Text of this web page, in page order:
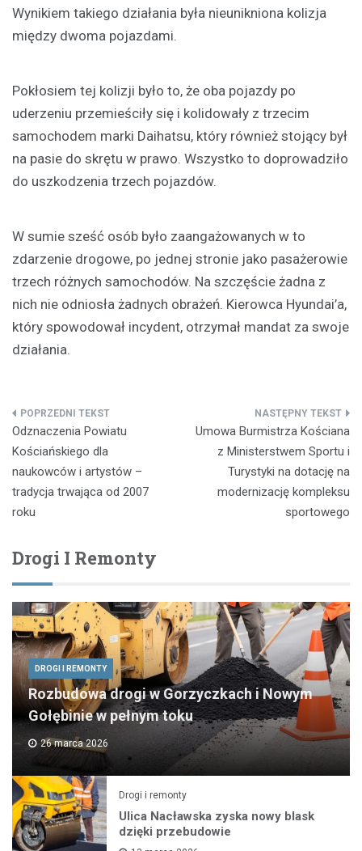
Wynikiem takiego działania była nieunikniona kolizja
między dwoma pojazdami.
Pokłosiem tej kolizji było to, że oba pojazdy po
uderzeniu przemieściły się i kolidowały z trzecim
samochodem marki Daihatsu, który również stojący był
na pasie do skrętu w prawo. Wszystko to doprowadziło
do uszkodzenia trzech pojazdów.
W sumie sześć osób było zaangażowanych w to
zdarzenie drogowe, po jednej stronie jako pasażerowie
trzech różnych samochodów. Na szczęście żadna z
nich nie odniosła żadnych obrażeń. Kierowca Hyundai’a,
który spowodował incydent, otrzymał mandat za swoje
działania.
Nawigacja
wpisu
Odznaczenia Powiatu
Kościańskiego dla
naukowców i artystów –
tradycja trwająca od 2007
roku
Umowa Burmistrza Kościana
z Ministerstwem Sportu i
Turystyki na dotację na
modernizację kompleksu
sportowego
Drogi I Remonty
DROGI I REMONTY
Rozbudowa drogi w Gorzyczkach i Nowym
Gołębinie w pełnym toku
26 marca 2026
Drogi i remonty
Ulica Nacławska zyska nowy blask
dzięki przebudowie